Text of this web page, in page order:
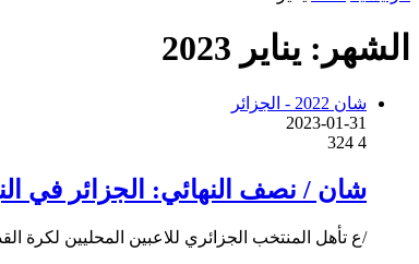
الشهر: يناير 2023
شان 2022 - الجزائر
2023-01-31
4
شان / نصف النهائي: الجزائر في
/ع تأهل المنتخب الجزائري للاعبين المحليين لكرة القدم, للمباراة